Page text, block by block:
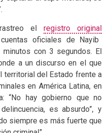
el registro original
oficiales de Nayib
minutos con 3 segundos. El
a un discurso en el que
territorial del Estado frente a
en América Latina, en
“No hay gobierno que no
es absurdo”, y
siempre es más fuerte que